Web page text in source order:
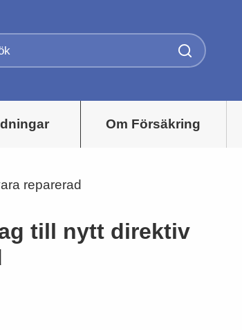
Om Försäkring
reparerad
till nytt direktiv